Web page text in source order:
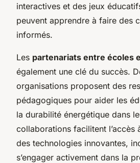
interactives et des jeux
peuvent apprendre à faire des
informés.
Les partenariats entre écoles
également une clé du succès.
organisations proposent des
pédagogiques pour aider les
la durabilité énergétique dans
collaborations facilitent l’accès
des technologies innovantes,
s’engager activement dans la